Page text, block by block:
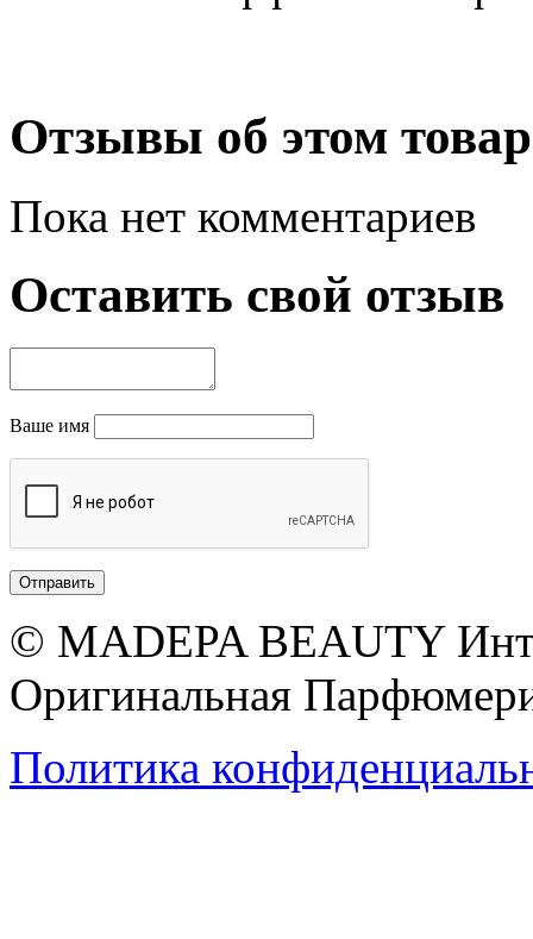
Отзывы об этом
Пока нет комментариев
Оставить свой отзыв
Ваше имя
© MADEPA BEAUTY
Оригинальная
Политика